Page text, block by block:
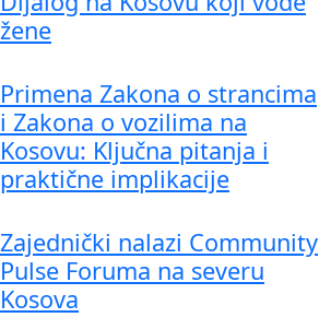
žene
Primena Zakona o strancima
i Zakona o vozilima na
Kosovu: Ključna pitanja i
praktične implikacije
Zajednički nalazi Community
Pulse Foruma na severu
Kosova